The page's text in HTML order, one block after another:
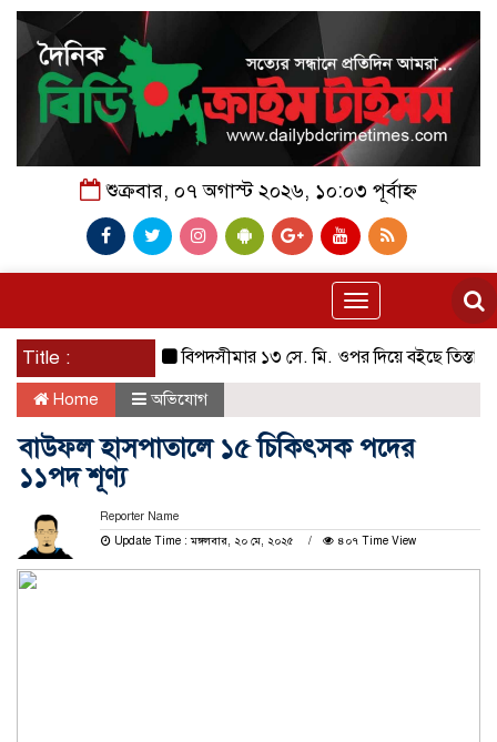
শুক্রবার, ০৭ অগাস্ট ২০২৬, ১০:০৩ পূর্বাহ্ন
Toggle
navigation
Title : বিপদসীমার ১৩ সে. মি. ওপর দিয়ে বইছে তিস্তার পানি
Home অভিযোগ
বাউফল হাসপাতালে ১৫ চিকিৎসক পদের
১১পদ শূণ্য
Reporter Name
Update Time : মঙ্গলবার, ২০ মে, ২০২৫
৪০৭ Time View